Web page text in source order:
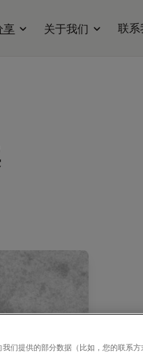
享 关于我们 联系
们提供的部分数据（比如，您的联系